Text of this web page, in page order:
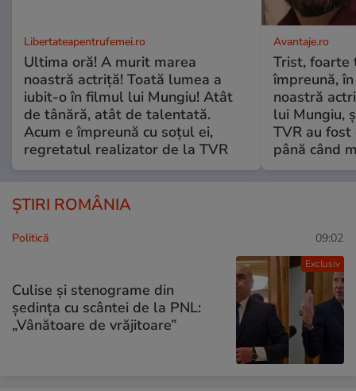
Libertateapentrufemei.ro
Ultima oră! A murit marea
noastră actriță! Toată lumea a
iubit-o în filmul lui Mungiu! Atât
de tânără, atât de talentată.
Acum e împreună cu soțul ei,
regretatul realizator de la TVR
Avantaje.ro
Trist, foarte
împreună,
noastră
lui Mungiu,
TVR au
până când
ȘTIRI ROMÂNIA
Exclusiv
Politică 09:02
Culise și stenograme din
ședința cu scântei de la PNL:
„Vânătoare de vrăjitoare”